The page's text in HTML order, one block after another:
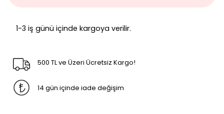
1-3 iş günü içinde kargoya verilir.
500 TL ve Üzeri Ücretsiz Kargo!
14 gün içinde iade değişim